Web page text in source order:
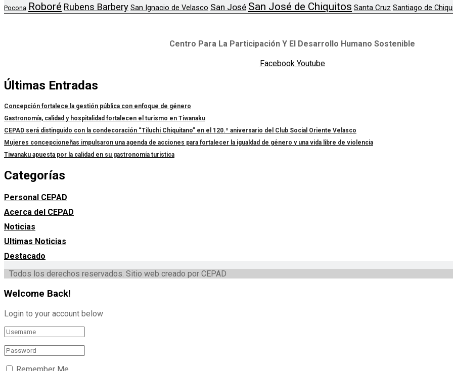
Pocona Roboré Rubens Barbery San Ignacio de Velasco San José San José de Chiquitos Santa Cruz Santiago de
Centro Para La Participación Y El Desarrollo Humano Sostenible
Facebook Youtube
Últimas Entradas
Concepción fortalece la gestión pública con enfoque de género
Gastronomía, calidad y hospitalidad fortalecen el turismo en Tiwanaku
CEPAD será distinguido con la condecoración “Tiluchi Chiquitano” en el 120.º aniversario del Club Social Oriente Velasco
Mujeres concepcioneñas impulsaron una agenda de acciones para fortalecer la igualdad de género y una vida libre de violencia
Tiwanaku apuesta por la calidad en su gastronomía turística
Categorías
Personal CEPAD
Acerca del CEPAD
Noticias
Ultimas Noticias
Destacado
Todos los derechos reservados. Sitio web creado por CEPAD
Welcome Back!
Login to your account below
Remember Me